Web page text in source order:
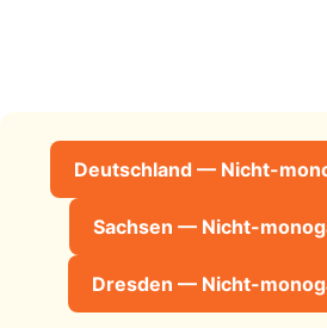
Deutschland — Nicht-
Sachsen — Nicht-
Dresden — Nicht-